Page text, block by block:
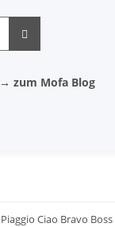
→ zum Mofa Blog
Piaggio Ciao Bravo Boss